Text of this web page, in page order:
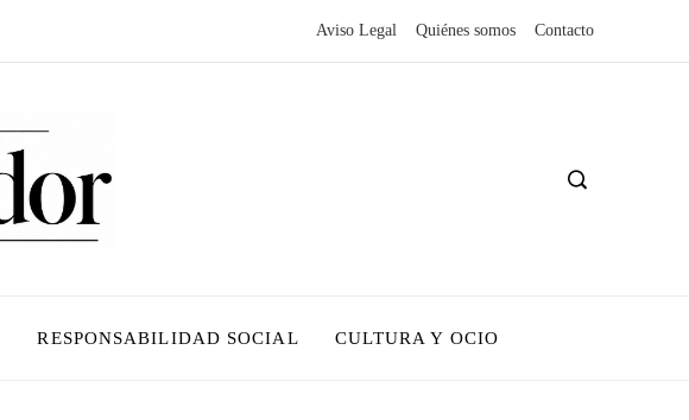
Aviso Legal Quiénes somos Contacto
RESPONSABILIDAD SOCIAL CULTURA Y OCIO